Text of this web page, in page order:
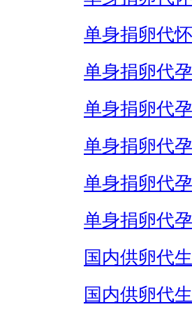
单身捐卵代
单身捐卵代
单身捐卵代
单身捐卵代
单身捐卵代
单身捐卵代
国内供卵代
国内供卵代